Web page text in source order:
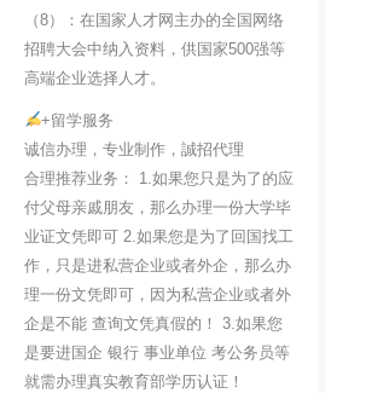
（8）：在国家人才网主办的全国网络
招聘大会中纳入资料，供国家500强等
高端企业选择人才。
+留学服务
诚信办理，专业制作，誠招代理
合理推荐业务： 1.如果您只是为了的应
付父母亲戚朋友，那么办理一份大学毕
业证文凭即可 2.如果您是为了回国找工
作，只是进私营企业或者外企，那么办
理一份文凭即可，因为私营企业或者外
企是不能 查询文凭真假的！ 3.如果您
是要进国企 银行 事业单位 考公务员等
就需办理真实教育部学历认证！